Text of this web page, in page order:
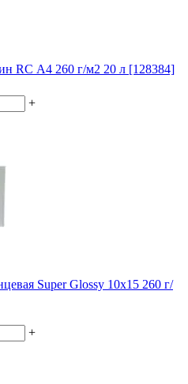
RC А4 260 г/м2 20 л [128384]
+
Super Glossy 10x15 260 г/
+